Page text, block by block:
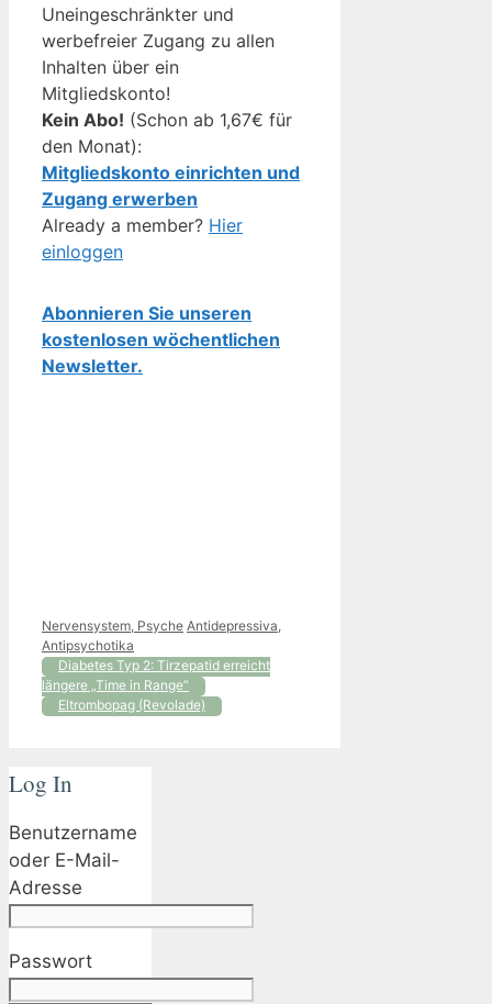
Uneingeschränkter und
werbefreier Zugang zu allen
Inhalten über ein
Mitgliedskonto!
Kein Abo! (Schon ab 1,67€ für
den Monat):
Mitgliedskonto einrichten und
Zugang erwerben
Already a member? Hier
einloggen
Abonnieren Sie unseren
kostenlosen wöchentlichen
Newsletter.
Kategorien
Nervensystem, Psyche Schlagwörter
Antidepressiva
Antipsychotika
Diabetes Typ 2: Tirzepatid erreicht
längere „Time in Range“
Eltrombopag (Revolade)
Log In
Benutzername
oder E-Mail-
Adresse
Passwort